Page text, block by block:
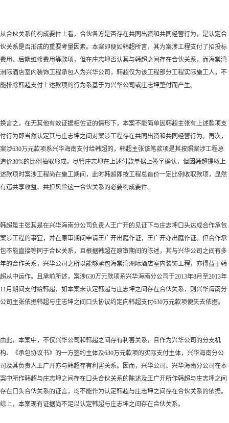
从合伙关系的构成要件上看，合伙各方是否存在共同出资和共同经营行为，是认定合
伙关系是否形成的重要考量因素。本案即便如韩超所言，其为案涉工程支付了招投标
费用、后期维修费用等款项，但在庄志坤否认其与韩超之间存在合伙关系，而海棠湾
洲际酒店室内装饰工程承包人为兴华公司，韩超仅为该工程部分工程实际施工人，不
能排除韩超支付上述款项的行为系基于为兴华公司或庄志坤垫付而产生。
换言之，在无其他有效证据相佐证的情形下，本案不能简单因韩超主张有上述款项支
付行为即当然认定其与庄志坤之间对案涉工程存在共同出资和共同经营行为。再次，
案涉630万元款项系兴华海南支付给韩超的，韩超主张该笔款项是其按照案涉工程总
造价30%的比例抽取形成。尽管庄志坤在上述付款单据上签字确认，但因韩超提取上
述款项时案涉工程尚在施工期间，此时韩超即按工程总造价一定比例收取款项，显然
有违共享收益、共担风险这一合伙关系的必要构成要件。
韩超虽主张其是在兴华海南分公司负责人王广开的见证下与庄志坤口头达成合作承包
案涉工程的事宜，并在原审期间申请王广开出庭作证，王广开亦出庭作证。但合作承
包不能直接等同于合伙关系，且根据韩超在原审期间的陈述，其与兴华公司之间有多
年的合作关系，兴华公司之所以能够承包海棠湾洲际酒店室内装饰工程，亦得益于韩
超从中运作。且承前所述，案涉630万元款项系兴华海南分公司于2013年8月至2013年
11月期间支付给韩超，如本案未认定韩超与庄志坤之间存在合伙关系，则兴华海南分
公司主张依据韩超与庄志坤之间口头协议约定向韩超支付630万元款项便失去依据。
由此，本案中，不仅兴华公司和韩超之间存有利害关系，且作为兴华公司的分支机
构、《承包协议书》的一方签约主体及630万元款项的实际支付主体，兴华海南分公
司及其负责人王广开亦与韩超存有利害关系。因而，兴华公司、兴华海南分公司在本
案中所作韩超与庄志坤之间存在口头合伙关系的陈述及王广开所作韩超与庄志坤之间
存在口头合伙关系的证言，均不能作为认定韩超与庄志坤之间存在合伙关系的依据。
综上，本案现有证据尚不足以认定韩超与庄志坤之间存在合伙关系。